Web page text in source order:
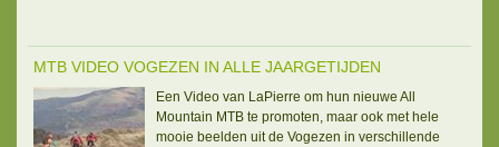
MTB VIDEO VOGEZEN IN ALLE JAARGETIJDEN
Een Video van LaPierre om hun nieuwe All
Mountain MTB te promoten, maar ook met hele
mooie beelden uit de Vogezen in verschillende